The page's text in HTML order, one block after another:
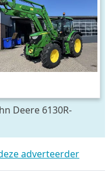
Deere 6130R-
adverteerder